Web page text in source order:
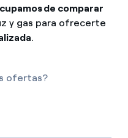
de comparar
y gas para ofrecerte
.
ofertas?